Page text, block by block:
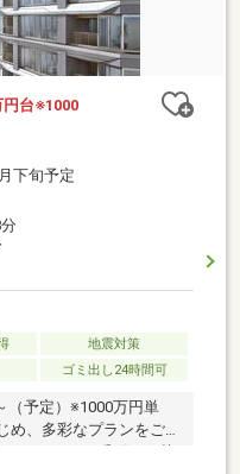
円台※1000
下旬予定
地震対策
ゴミ出し24時間可
（予定）※1000万円単
め、多彩なプランをご用